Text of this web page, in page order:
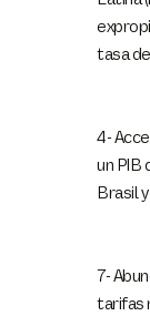
tasa
4-
un PIB
Brasil
7-
tarifas